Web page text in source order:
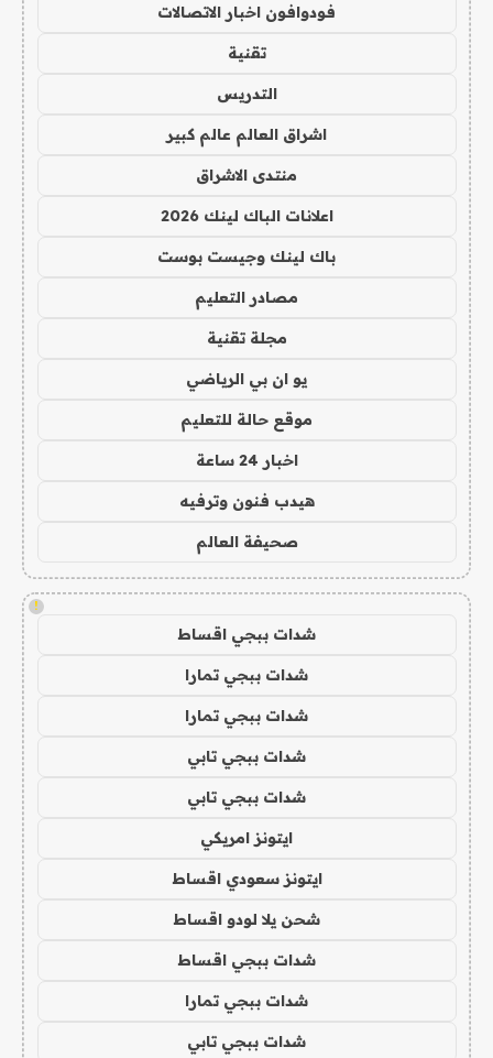
فودوافون اخبار الاتصالات
تقنية
التدريس
اشراق العالم عالم كبير
منتدى الاشراق
اعلانات الباك لينك 2026
باك لينك وجيست بوست
مصادر التعليم
مجلة تقنية
يو ان بي الرياضي
موقع حالة للتعليم
اخبار 24 ساعة
هيدب فنون وترفيه
صحيفة العالم
!
شدات ببجي اقساط
شدات ببجي تمارا
شدات ببجي تمارا
شدات ببجي تابي
شدات ببجي تابي
ايتونز امريكي
ايتونز سعودي اقساط
شحن يلا لودو اقساط
شدات ببجي اقساط
شدات ببجي تمارا
شدات ببجي تابي